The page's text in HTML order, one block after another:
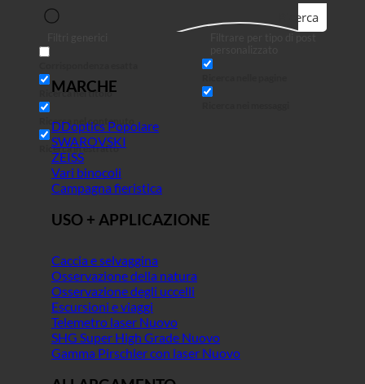
Ricerca
Ricerca nel titolo
Ricerca nel contenuto
Ricerca in estratto
MARCHE
DDoptics
SWAROVSKI
ZEISS
Vari binocoli
Campagna fieristica
USO + APPLICAZIONE
Caccia e selvaggina
Osservazione della natura
Osservazione degli uccelli
Escursioni e viaggi
Telemetro laser
SHG Super High Grade
Gamma Pirschler con laser